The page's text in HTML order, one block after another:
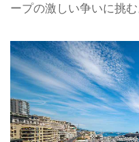
ープの激しい争いに挑む